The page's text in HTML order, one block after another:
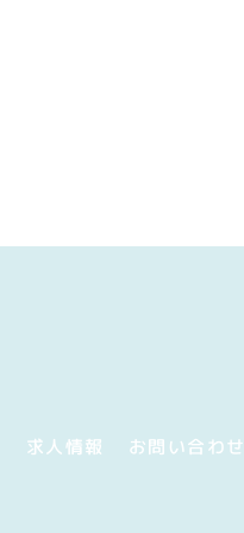
求人情報 お問い合わせ